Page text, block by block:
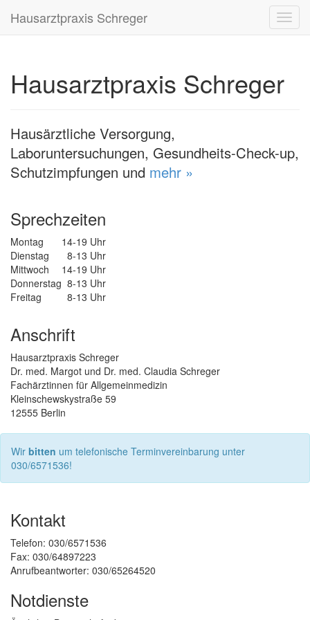
Hausarztpraxis Schreger
Hausarztpraxis Schreger
Hausärztliche Versorgung,
Laboruntersuchungen, Gesundheits-Check-up,
Schutzimpfungen und mehr »
Sprechzeiten
Montag
14-19 Uhr
Dienstag
8-13 Uhr
Mittwoch
14-19 Uhr
Donnerstag 8-13 Uhr
Freitag
8-13 Uhr
Anschrift
Hausarztpraxis Schreger
Dr. med. Margot und Dr. med. Claudia Schreger
Fachärztinnen für Allgemeinmedizin
Kleinschewskystraße 59
12555 Berlin
Wir bitten um telefonische Terminvereinbarung unter
030/6571536!
Kontakt
Telefon: 030/6571536
Fax: 030/64897223
Anrufbeantworter: 030/65264520
Notdienste